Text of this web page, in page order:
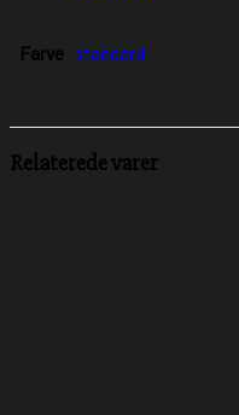
Farve standard
Relaterede varer